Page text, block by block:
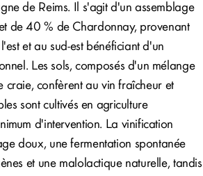
de Reims. Il s'agit d'un assemblage
de 40 % de Chardonnay, provenant
et au sud-est bénéficiant d'un
Les sols, composés d'un mélange
craie, confèrent au vin fraîcheur et
sont cultivés en agriculture
d'intervention. La vinification
doux, une fermentation spontanée
et une malolactique naturelle, tandis